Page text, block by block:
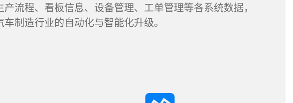
程、看板信息、设备管理、工单管理等各系统数据，
制造行业的自动化与智能化升级。